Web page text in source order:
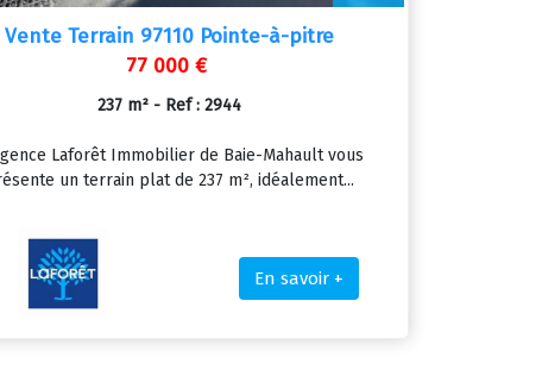
Vente Terrain 97110 Pointe-à-pitre
77 000 €
237 m² - Ref : 2944
Laforêt Immobilier de Baie-Mahault vous
un terrain plat de 237 m², idéalement...
En savoir +